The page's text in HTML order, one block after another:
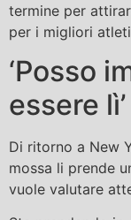
termine per
per i migliori
‘Posso
essere lì’
Di ritorno a New
mossa li prende
vuole valutare